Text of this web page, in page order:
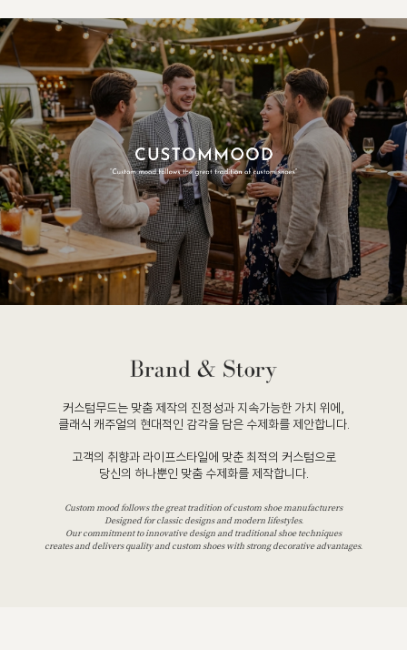
커스텀무드는 맞춤 제작의 진정성과 지속가능한 가치 위에,
클래식 캐주얼의 현대적인 감각을 담은 수제화를 제안합니다.
고객의 취향과 라이프스타일에 맞춘 최적의 커스텀으로
당신의 하나뿐인 맞춤 수제화를 제작합니다.
Custom mood follows the great tradition of custom shoe manufacturers
Designed for classic designs and modern lifestyles.
Our commitment to innovative design and traditional shoe techniques
creates and delivers quality and custom shoes with strong decorative advantages.